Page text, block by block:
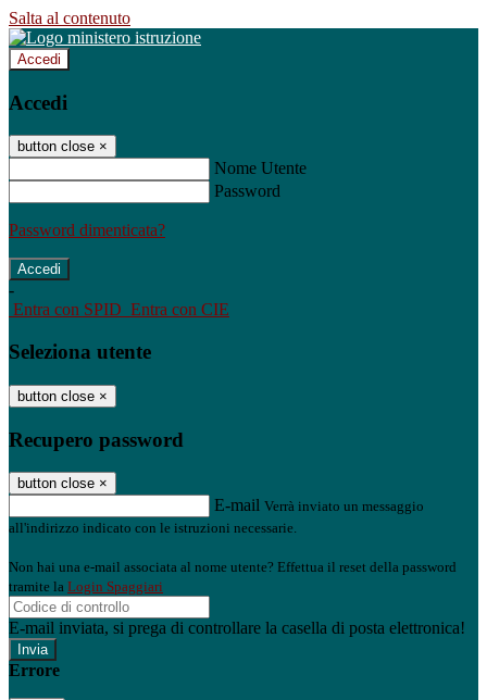
Salta al contenuto
Accedi
Accedi
button close ×
Nome Utente
Password
Password dimenticata?
-
Entra con SPID Entra con CIE
Seleziona utente
button close ×
Recupero password
button close ×
E-mail Verrà inviato un messaggio
all'indirizzo indicato con le istruzioni necessarie.
Non hai una e-mail associata al nome utente? Effettua il reset della password
tramite la Login Spaggiari
E-mail inviata, si prega di controllare la casella di posta elettronica!
Errore